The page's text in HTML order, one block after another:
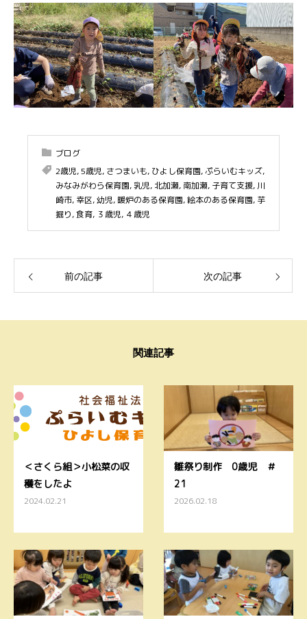
ブログ
2歳児,5歳児, さつまいも, ひよし保育園,ぷらいむキッズ,
みなみがわら保育園,乳児, 北加瀬, 南加瀬, 子育て支援, 川
崎市, 幸区,幼児, 暖炉のある保育園,絵本のある保育園, 芋
掘り,食育, ３歳児, ４歳児
前の記事 次の記事
関連記事
＜さくら組＞小松菜の収
穫をしたよ
2024.02.21
雛祭り制作 0歳児 ＃
21
2026.02.18